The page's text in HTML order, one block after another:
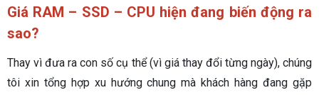
Giá RAM – SSD – CPU hiện đang biến động ra
sao?
Thay vì đưa ra con số cụ thể (vì giá thay đổi từng ngày), chúng
tôi xin tổng hợp xu hướng chung mà khách hàng đang gặp